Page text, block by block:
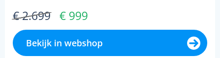
€ 2.699 € 999
Bekijk in webshop